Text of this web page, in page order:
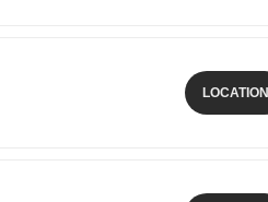
LOCATION